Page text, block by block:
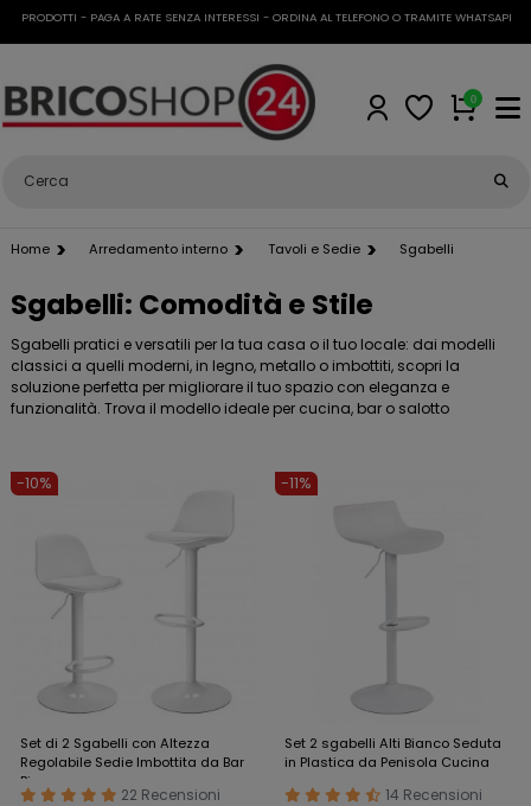
- PAGA A RATE SENZA INTERESSI - ORDINA AL TELEFONO O TRAMITE WHATSAPP•
0
Home Arredamento interno Tavoli e Sedie Sgabelli
Sgabelli: Comodità e Stile
Sgabelli pratici e versatili per la tua casa o il tuo locale: dai modelli
classici a quelli moderni, in legno, metallo o imbottiti, scopri la
soluzione perfetta per migliorare il tuo spazio con eleganza e
funzionalità. Trova il modello ideale per cucina, bar o salotto
-10%
Set di 2 Sgabelli con Altezza
Regolabile Sedie Imbottita da Bar
Bianco
22 Recensioni
-11%
Set 2 sgabelli Alti Bianco Seduta
in Plastica da Penisola Cucina
14 Recensioni